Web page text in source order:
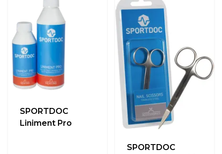
SPORTDOC
Liniment Pro
SPORTDOC